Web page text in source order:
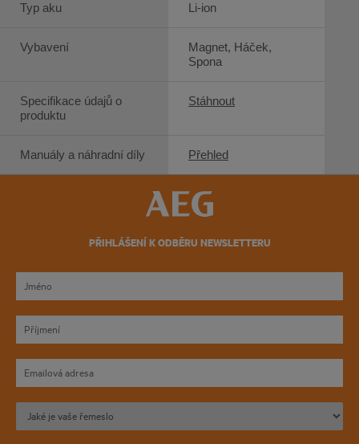
Typ aku
Vybavení
Specifikace údajů o
produktu
Manuály a náhradní díly
Li-ion
Magnet, Háček,
Spona
Stáhnout
Přehled
PŘIHLÁŠENÍ K ODBĚRU NEWSLETTERU